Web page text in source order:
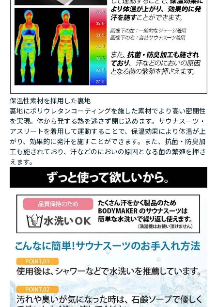
保温性素材を採用した裏地
裏地にポリウレタンコーティングを施した素材でより高い密閉性
を実現。体から発する熱を逃さず閉じ込めます。サウナスーツ・
アスリートを着用して運動することで、保温効果により体温が上
がり、効果的に発汗を施すことができます。また、抗菌・防臭加
工も施されており、汗などのにおいの原因となる菌の繁殖を押さ
えます。